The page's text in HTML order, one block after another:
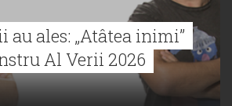
au ales: „Atâtea inimi”
Al Verii 2026